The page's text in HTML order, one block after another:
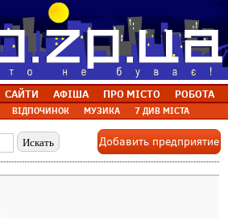
САЙТИ АФІША ПРО МІСТО РОБОТА
ВІДПОЧИНОК МУЗИКА 7 ДИВ МІСТА
Добавить предприятие